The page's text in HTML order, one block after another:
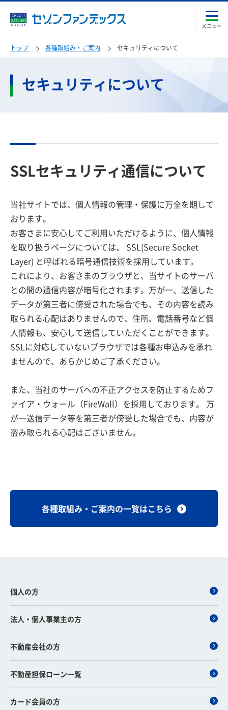
メニュー
トップ 各種取組み・ご案内 セキュリティについて
セキュリティについて
SSLセキュリティ通信について
当社サイトでは、個人情報の管理・保護に万全を期して
おります。
お客さまに安心してご利用いただけるように、個人情報
を取り扱うページについては、 SSL(Secure Socket
Layer) と呼ばれる暗号通信技術を採用しています。
これにより、お客さまのブラウザと、当サイトのサーバ
との間の通信内容が暗号化されます。万が一、送信した
データが第三者に傍受された場合でも、その内容を読み
取られる心配はありませんので、住所、電話番号など個
人情報も、安心して送信していただくことができます。
SSLに対応していないブラウザでは各種お申込みを承れ
ませんので、あらかじめご了承ください。
また、当社のサーバへの不正アクセスを防止するためフ
ァイア・ウォール（FireWall）を採用しております。 万
が一送信データ等を第三者が傍受した場合でも、内容が
盗み取られる心配はございません。
各種取組み・ご案内の一覧はこちら
個人の方
法人・個人事業主の方
不動産会社の方
不動産担保ローン一覧
カード会員の方